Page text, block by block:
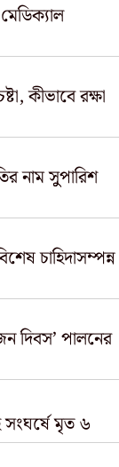
কীভাবে রক্ষা
নাম সুুপারিশ
চাহিদাসম্পন্ন
দিবস’ পালনের
সংঘর্ষে মৃত ৬